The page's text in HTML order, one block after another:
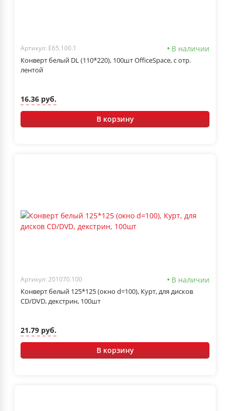
Артикул: Е65.100.1 В наличии
Конверт белый DL (110*220), 100шт OfficeSpace, с отр.
лентой
16.36 руб.
В корзину
Артикул: 201070.100 В наличии
Конверт белый 125*125 (окно d=100), Курт, для дисков
CD/DVD, декстрин, 100шт
21.79 руб.
В корзину